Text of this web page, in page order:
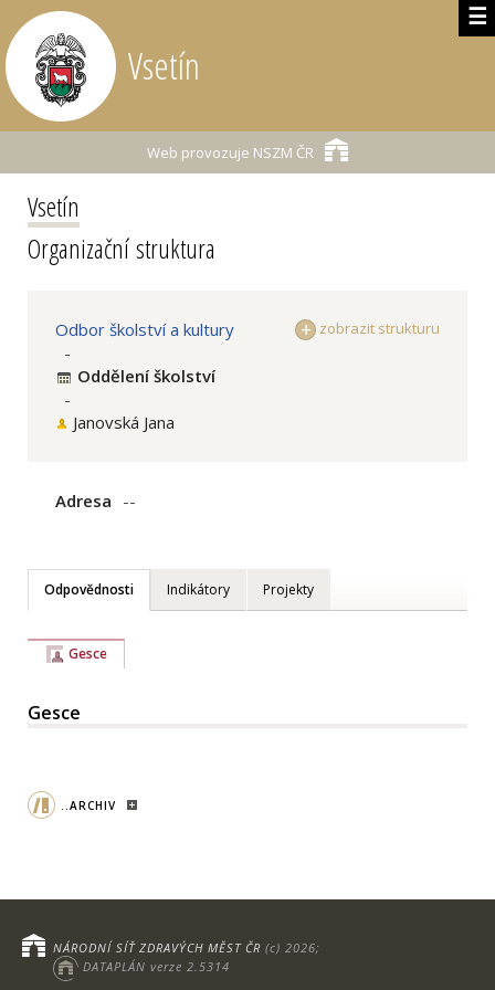
☰
Vsetín
Web provozuje NSZM ČR
Vsetín
Organizační struktura
zobrazit strukturu
Odbor školství a kultury
-
Oddělení školství
-
Janovská Jana
Adresa --
Odpovědnosti Indikátory Projekty
Gesce
Gesce
..ARCHIV
NÁRODNÍ SÍŤ ZDRAVÝCH MĚST ČR (c) 2026;
DATAPLÁN verze 2.5314